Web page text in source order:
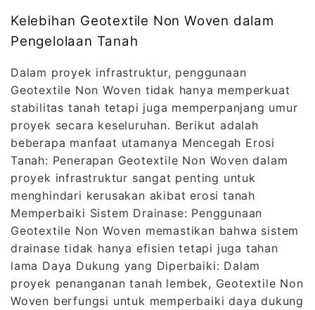
Kelebihan Geotextile Non Woven dalam
Pengelolaan Tanah
Dalam proyek infrastruktur, penggunaan
Geotextile Non Woven tidak hanya memperkuat
stabilitas tanah tetapi juga memperpanjang umur
proyek secara keseluruhan. Berikut adalah
beberapa manfaat utamanya Mencegah Erosi
Tanah: Penerapan Geotextile Non Woven dalam
proyek infrastruktur sangat penting untuk
menghindari kerusakan akibat erosi tanah
Memperbaiki Sistem Drainase: Penggunaan
Geotextile Non Woven memastikan bahwa sistem
drainase tidak hanya efisien tetapi juga tahan
lama Daya Dukung yang Diperbaiki: Dalam
proyek penanganan tanah lembek, Geotextile Non
Woven berfungsi untuk memperbaiki daya dukung